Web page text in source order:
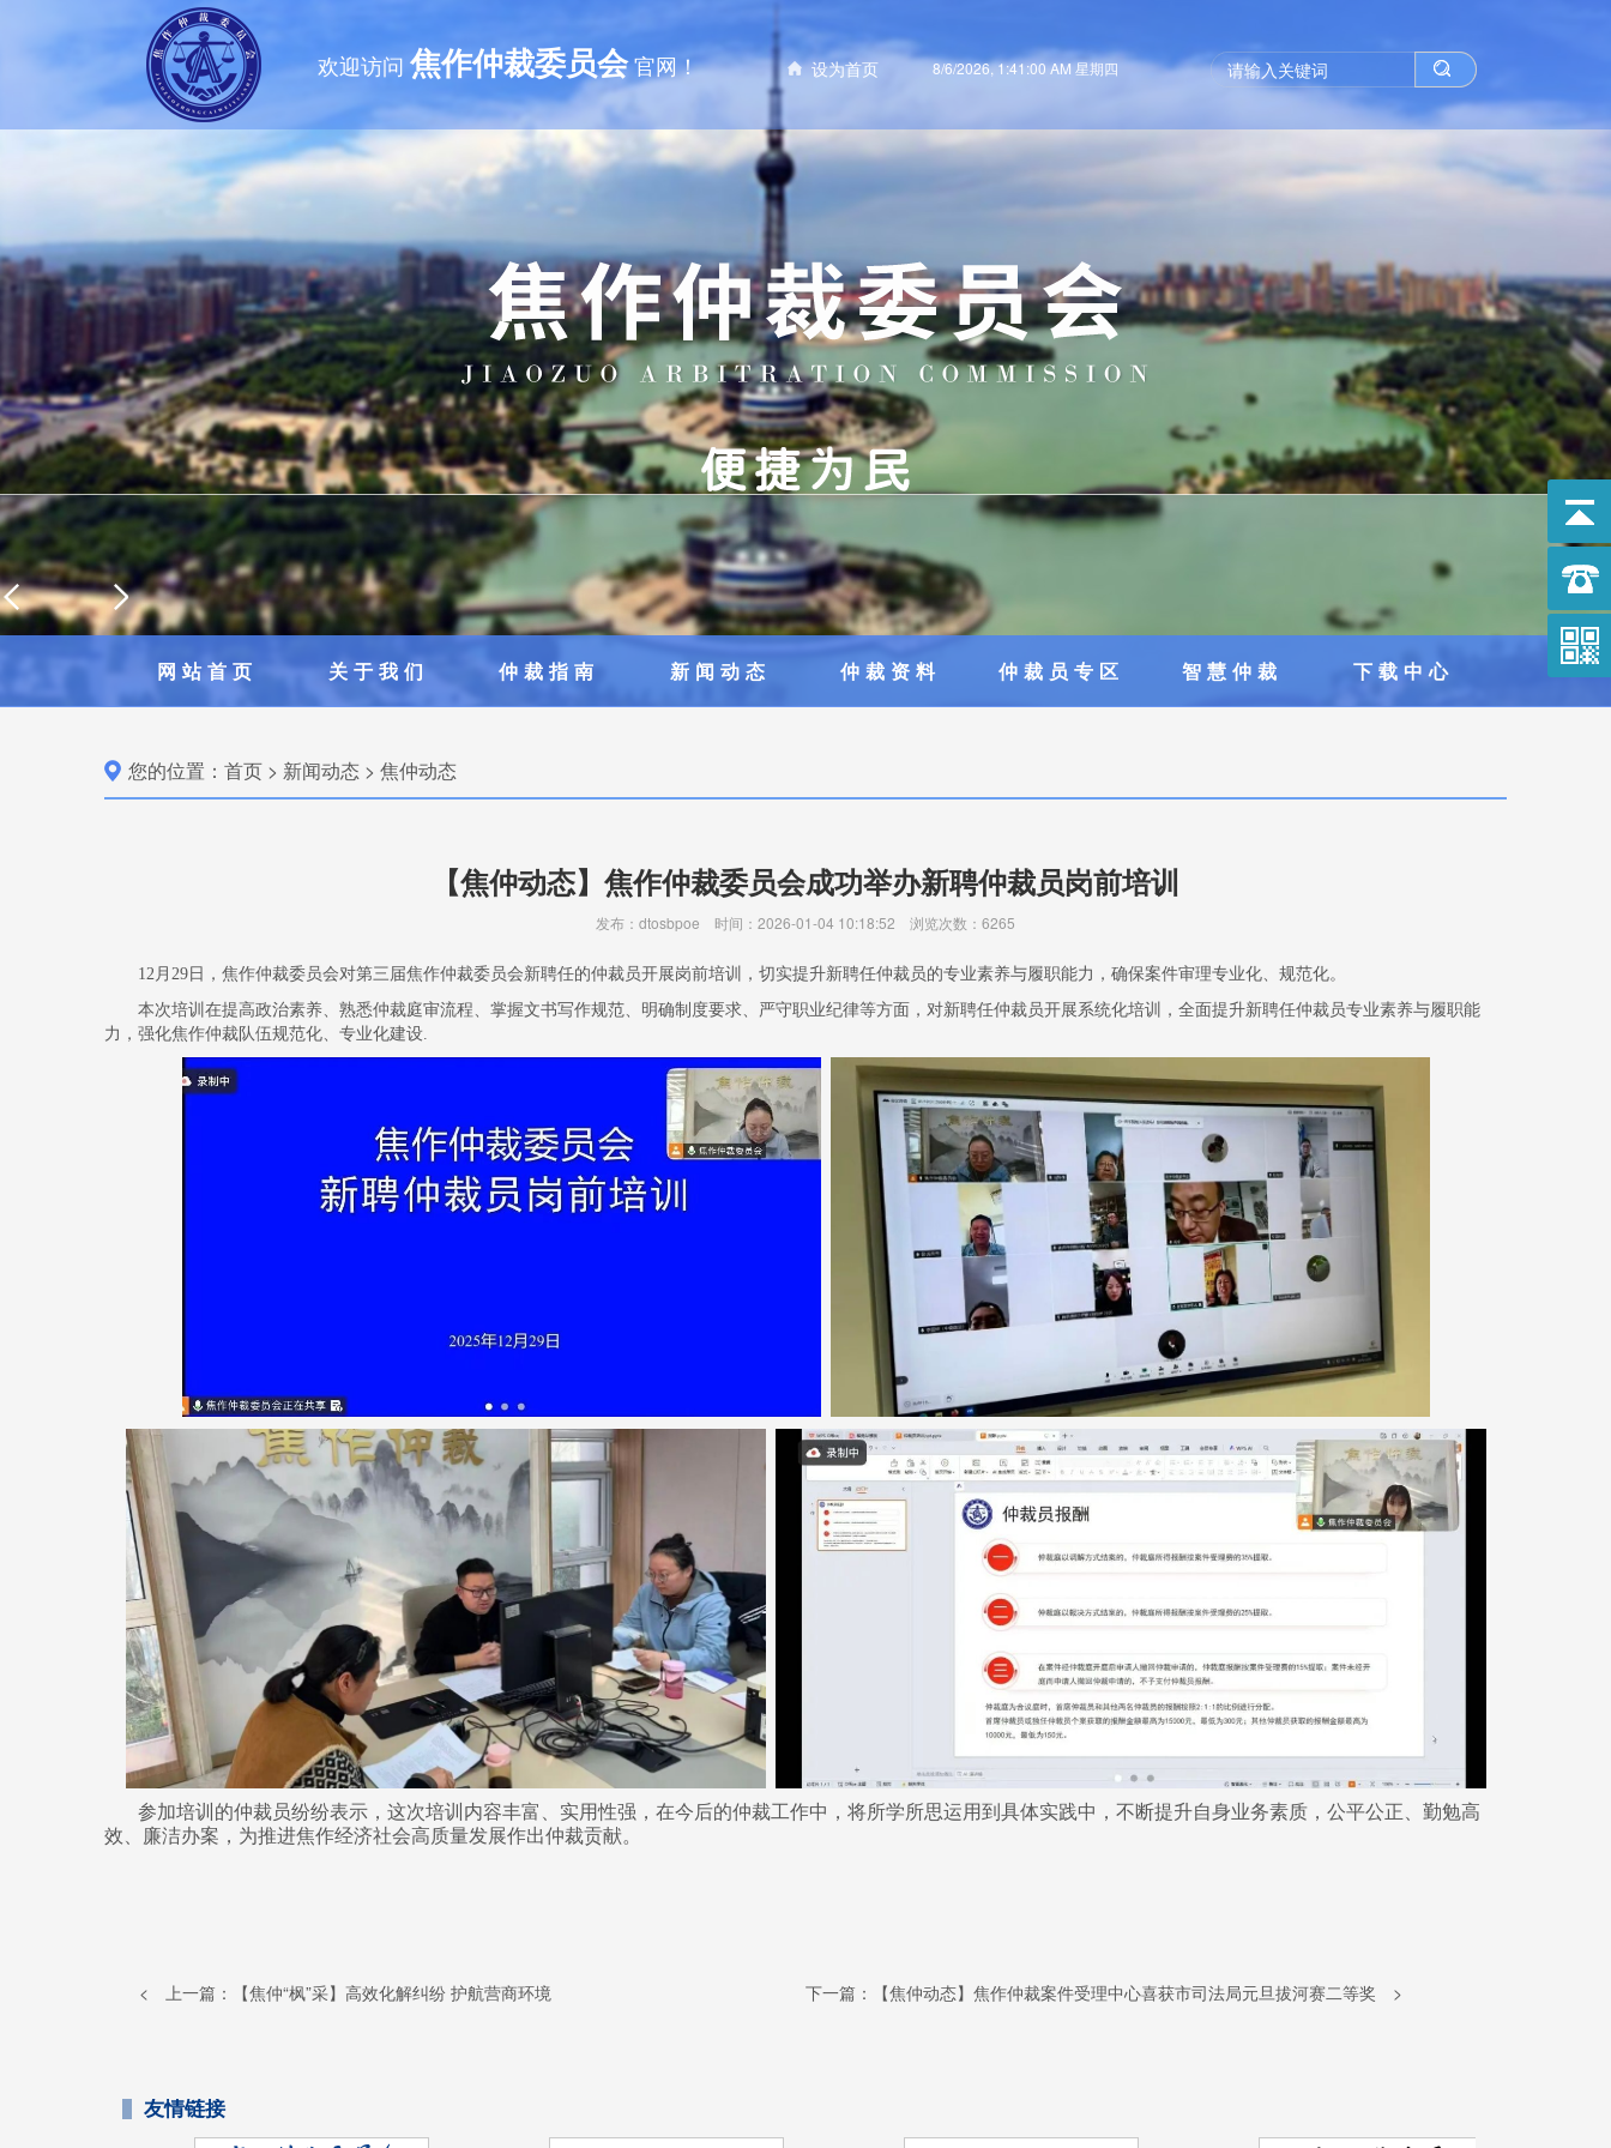
欢迎访问 焦作仲裁委员会官网！ 设为首页 8/6/2026, 1:41:01 AM 星期四
网站首页 关于我们 仲裁指南 新闻动态 仲裁资料 仲裁员专区 智慧仲裁 下载中心
您的位置： 首页 > 新闻动态 > 焦仲动态
【焦仲动态】焦作仲裁委员会成功举办新聘仲裁员岗前培训
发布：dtosbpoe 时间：2026-01-04 10:18:52 浏览次数：6265
12月29日，焦作仲裁委员会对第三届焦作仲裁委员会新聘任的仲裁员开展岗前培训，切实提升新聘任仲裁员的专业素养与履职能力，确保案件审理专业化、规范化。
本次培训在提高政治素养、熟悉仲裁庭审流程、掌握文书写作规范、明确制度要求、严守职业纪律等方面，对新聘任仲裁员开展系统化培训，全面提升新聘任仲裁员专业素养与履职能
力，强化焦作仲裁队伍规范化、专业化建设.
参加培训的仲裁员纷纷表示，这次培训内容丰富、实用性强，在今后的仲裁工作中，将所学所思运用到具体实践中，不断提升自身业务素质，公平公正、勤勉高
效、廉洁办案，为推进焦作经济社会高质量发展作出仲裁贡献。
< 上一篇： 【焦仲“枫”采】高效化解纠纷 护航营商环境 下一篇： 【焦仲动态】焦作仲裁案件受理中心喜获市司法局元旦拔河赛二等奖 >
友情链接
作仲